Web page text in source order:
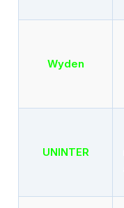
Wyden
UNINTER